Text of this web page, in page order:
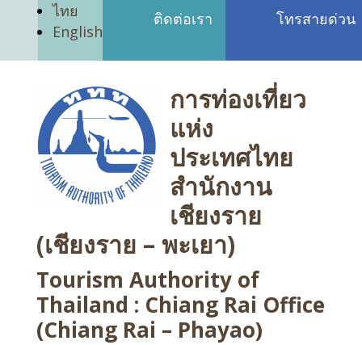
ไทย
English
ติดต่อเรา โทรสายด่วน
การท่องเที่ยว
แห่ง
ประเทศไทย
สำนักงาน
เชียงราย
(เชียงราย – พะเยา)
Tourism Authority of
Thailand : Chiang Rai Office
(Chiang Rai – Phayao)